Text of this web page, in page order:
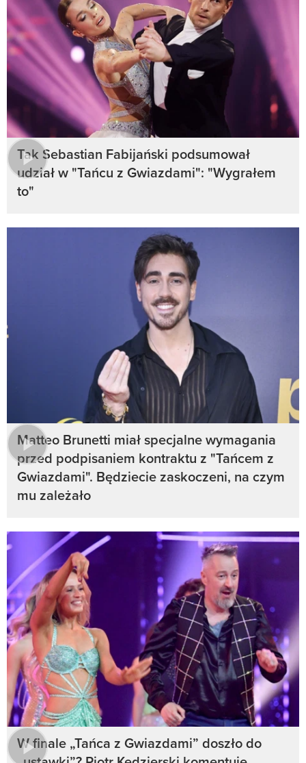
Tak Sebastian Fabijański podsumował
udział w "Tańcu z Gwiazdami": "Wygrałem
to"
Matteo Brunetti miał specjalne wymagania
przed podpisaniem kontraktu z "Tańcem z
Gwiazdami". Będziecie zaskoczeni, na czym
mu zależało
W finale „Tańca z Gwiazdami” doszło do